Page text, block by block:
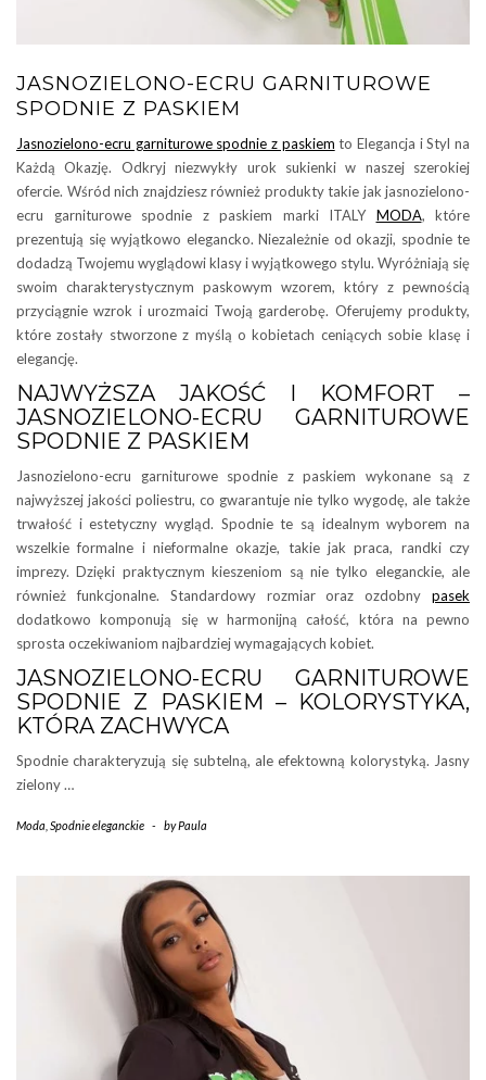
JASNOZIELONO-ECRU GARNITUROWE
SPODNIE Z PASKIEM
Jasnozielono-ecru garniturowe spodnie z paskiem to Elegancja i Styl na
Każdą Okazję. Odkryj niezwykły urok sukienki w naszej szerokiej
ofercie. Wśród nich znajdziesz również produkty takie jak jasnozielono-
ecru garniturowe spodnie z paskiem marki ITALY MODA, które
prezentują się wyjątkowo elegancko. Niezależnie od okazji, spodnie te
dodadzą Twojemu wyglądowi klasy i wyjątkowego stylu. Wyróżniają się
swoim charakterystycznym paskowym wzorem, który z pewnością
przyciągnie wzrok i urozmaici Twoją garderobę. Oferujemy produkty,
które zostały stworzone z myślą o kobietach ceniących sobie klasę i
elegancję.
NAJWYŻSZA JAKOŚĆ I KOMFORT –
JASNOZIELONO-ECRU GARNITUROWE
SPODNIE Z PASKIEM
Jasnozielono-ecru garniturowe spodnie z paskiem wykonane są z
najwyższej jakości poliestru, co gwarantuje nie tylko wygodę, ale także
trwałość i estetyczny wygląd. Spodnie te są idealnym wyborem na
wszelkie formalne i nieformalne okazje, takie jak praca, randki czy
imprezy. Dzięki praktycznym kieszeniom są nie tylko eleganckie, ale
również funkcjonalne. Standardowy rozmiar oraz ozdobny pasek
dodatkowo komponują się w harmonijną całość, która na pewno
sprosta oczekiwaniom najbardziej wymagających kobiet.
JASNOZIELONO-ECRU GARNITUROWE
SPODNIE Z PASKIEM – KOLORYSTYKA,
KTÓRA ZACHWYCA
Spodnie charakteryzują się subtelną, ale efektowną kolorystyką. Jasny
zielony …
Moda Spodnie eleganckie - byPaula